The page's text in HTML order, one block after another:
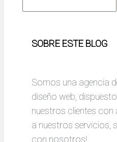
SOBRE ESTE BLOG
Somos una agencia
diseño web,
nuestros clientes con
a nuestros servicios,
con nosotros!